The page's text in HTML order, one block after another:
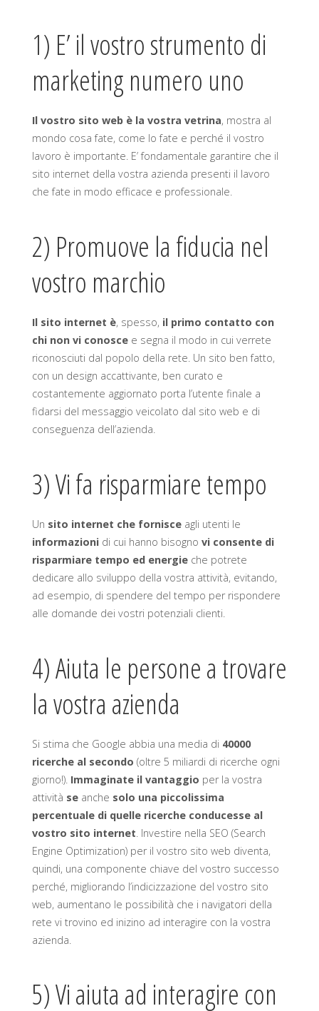
1) E’ il vostro strumento di
marketing numero uno
Il vostro sito web è la vostra vetrina, mostra al
mondo cosa fate, come lo fate e perché il vostro
lavoro è importante. E’ fondamentale garantire che il
sito internet della vostra azienda presenti il lavoro
che fate in modo efficace e professionale.
2) Promuove la fiducia nel
vostro marchio
Il sito internet è, spesso, il primo contatto con
chi non vi conoscee segna il modo in cui verrete
riconosciuti dal popolo della rete. Un sito ben fatto,
con un design accattivante, ben curato e
costantemente aggiornato porta l’utente finale a
fidarsi del messaggio veicolato dal sito web e di
conseguenza dell’azienda.
3) Vi fa risparmiare tempo
Un sito internet che fornisceagli utenti le
informazionidi cui hanno bisogno vi consente di
risparmiare tempo ed energieche potrete
dedicare allo sviluppo della vostra attività, evitando,
ad esempio, di spendere del tempo per rispondere
alle domande dei vostri potenziali clienti.
4) Aiuta le persone a trovare
la vostra azienda
Si stima che Google abbia una media di 40000
ricerche al secondo (oltre 5 miliardi di ricerche ogni
giorno!). Immaginate il vantaggio per la vostra
attività seanche solo una piccolissima
percentuale di quelle ricerche conducesse al
vostro sito internet. Investire nella SEO (Search
Engine Optimization) per il vostro sito web diventa,
quindi, una componente chiave del vostro successo
perché, migliorando l’indicizzazione del vostro sito
web, aumentano le possibilità che i navigatori della
rete vi trovino ed inizino ad interagire con la vostra
azienda.
5) Vi aiuta ad interagire con